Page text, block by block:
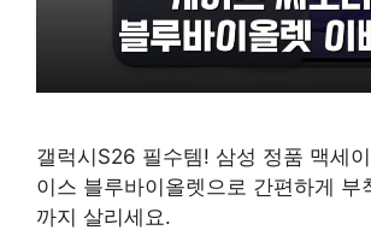
갤럭시S26 필수템! 삼성 정품 맥세
이스 블루바이올렛으로 간편하게 부
까지 살리세요.